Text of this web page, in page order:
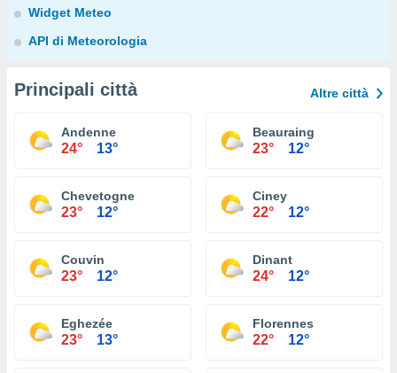
Widget Meteo
API di Meteorologia
Principali città Altre città
Andenne
24° 13°
Beauraing
23° 12°
Chevetogne
23° 12°
Ciney
22° 12°
Couvin
23° 12°
Dinant
24° 12°
Eghezée
23° 13°
Florennes
22° 12°